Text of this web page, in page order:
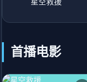
星空救援
首播电影